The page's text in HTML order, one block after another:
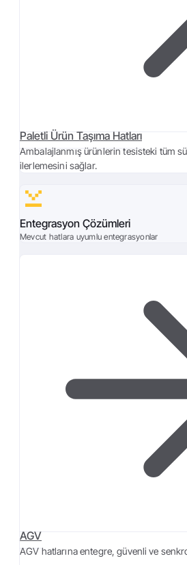
Paletli Ürün Taşıma Hatları
Ambalajlanmış ürünlerin tesisteki tüm
ilerlemesini sağlar.
Entegrasyon Çözümleri
Mevcut hatlara uyumlu entegrasyonlar
AGV
AGV hatlarına entegre, güvenli ve